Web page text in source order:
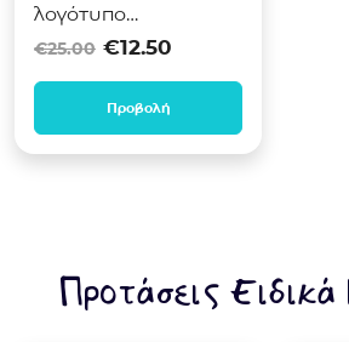
λογότυπο
K5GD08KA6R4
€25.00 Original price
€12.50
Προβολή
Προτάσεις